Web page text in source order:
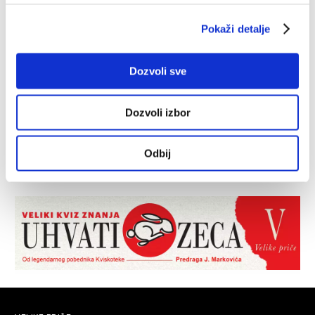
Pokaži detalje
Dozvoli sve
Dozvoli izbor
Odbij